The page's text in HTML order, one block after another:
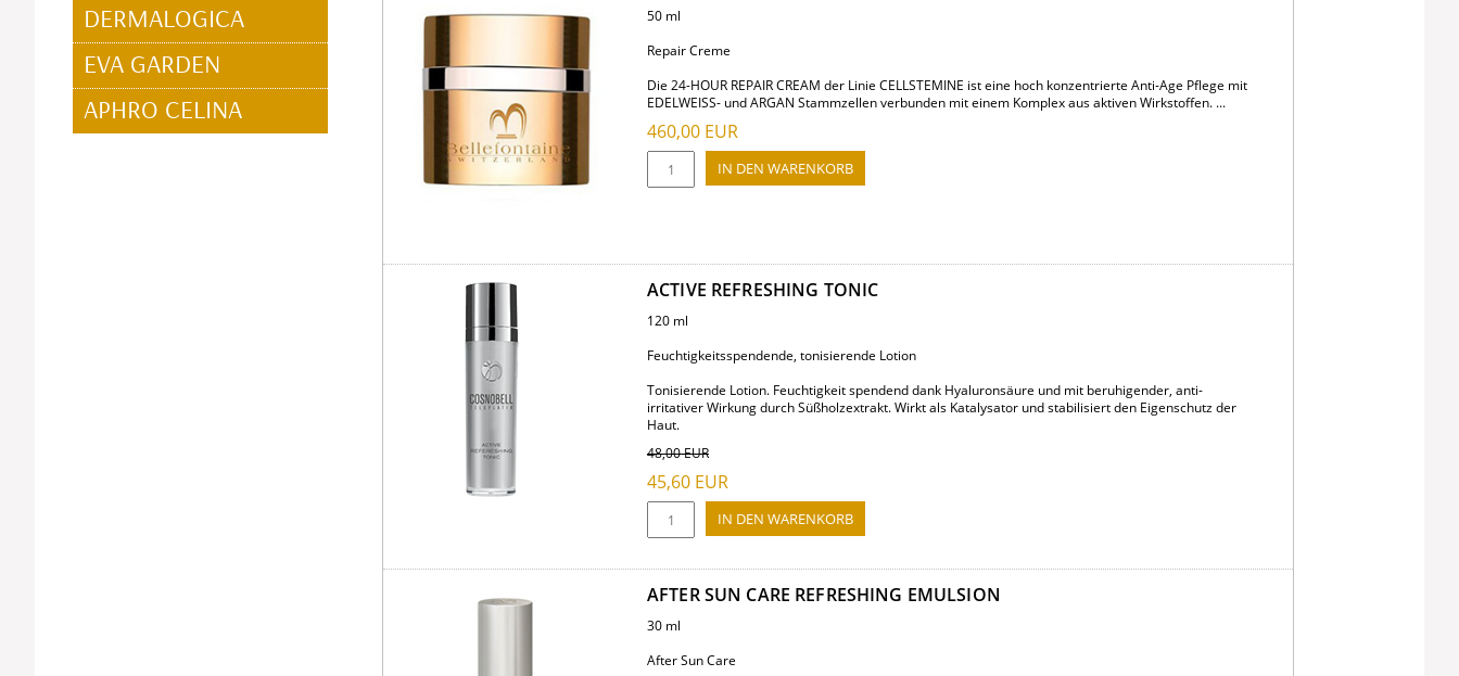
50 ml
Repair Creme
Die 24-HOUR REPAIR CREAM der Linie CELLSTEMINE ist eine hoch konzentrierte Anti-Age Pflege mit
EDELWEISS- und ARGAN Stammzellen verbunden mit einem Komplex aus aktiven Wirkstoffen. ...
460,00 EUR
ACTIVE REFRESHING TONIC
120 ml
Feuchtigkeitsspendende, tonisierende Lotion
Tonisierende Lotion. Feuchtigkeit spendend dank Hyaluronsäure und mit beruhigender, anti-
irritativer Wirkung durch Süßholzextrakt. Wirkt als Katalysator und stabilisiert den Eigenschutz der
Haut.
48,00EUR
45,60 EUR
AFTER SUN CARE REFRESHING EMULSION
30 ml
After Sun Care
DERMALOGICA
EVA GARDEN
APHRO CELINA